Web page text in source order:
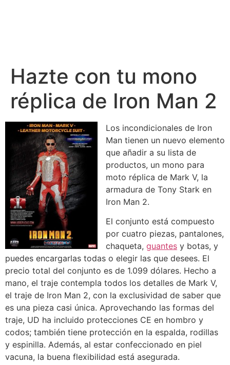
Hazte con tu mono
réplica de Iron Man 2
Los incondicionales de Iron
Man tienen un nuevo elemento
que añadir a su lista de
productos, un mono para
moto réplica de Mark V, la
armadura de Tony Stark en
Iron Man 2.
El conjunto está compuesto
por cuatro piezas, pantalones,
chaqueta, guantes y botas, y
puedes encargarlas todas o elegir las que desees. El
precio total del conjunto es de 1.099 dólares. Hecho a
mano, el traje contempla todos los detalles de Mark V,
el traje de Iron Man 2, con la exclusividad de saber que
es una pieza casi única. Aprovechando las formas del
traje, UD ha incluido protecciones CE en hombro y
codos; también tiene protección en la espalda, rodillas
y espinilla. Además, al estar confeccionado en piel
vacuna, la buena flexibilidad está asegurada.